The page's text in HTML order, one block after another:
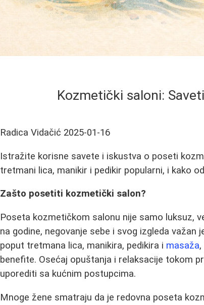
Kozmetički saloni:
Radica Vidačić 2025-01-16
Istražite korisne savete i iskustva o poseti
tretmani lica, manikir i pedikir popularni, i kako
Zašto posetiti kozmetički salon?
Poseta kozmetičkom salonu nije samo luksuz,
na godine, negovanje sebe i svog izgleda
poput tretmana lica, manikira, pedikira i masaža
benefite. Osećaj opuštanja i relaksacije tokom
uporediti sa kućnim postupcima.
Mnoge žene smatraju da je redovna poseta